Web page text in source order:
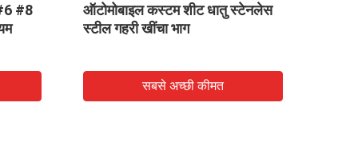
#8
ऑटोमोबाइल कस्टम शीट धातु स्टेनलेस
स्टील गहरी खींचा भाग
सबसे अच्छी कीमत